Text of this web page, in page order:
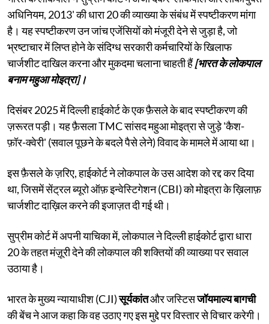
अधिनियम, 2013' की धारा 20 की व्याख्या के संबंध में स्पष्टीकरण मांगा
है। यह स्पष्टीकरण उन जांच एजेंसियों को मंजूरी देने से जुड़ा है, जो
भ्रष्टाचार में लिप्त होने के संदिग्ध सरकारी कर्मचारियों के खिलाफ
चार्जशीट दाखिल करना और मुकदमा चलाना चाहती हैं[भारत के लोकपाल
बनाम महुआ मोइत्रा]।
दिसंबर 2025 में दिल्ली हाईकोर्ट के एक फ़ैसले के बाद स्पष्टीकरण की
ज़रूरत पड़ी। यह फ़ैसला TMC सांसद महुआ मोइत्रा से जुड़े 'कैश-
फ़ॉर-क्वेरी' (सवाल पूछने के बदले पैसे लेने) विवाद के मामले में आया था।
इस फ़ैसले के ज़रिए, हाईकोर्ट ने लोकपाल के उस आदेश को रद्द कर दिया
था, जिसमें सेंट्रल ब्यूरो ऑफ़ इन्वेस्टिगेशन (CBI) को मोइत्रा के ख़िलाफ़
चार्जशीट दाख़िल करने की इजाज़त दी गई थी।
सुप्रीम कोर्ट में अपनी याचिका में, लोकपाल ने दिल्ली हाईकोर्ट द्वारा धारा
20 के तहत मंज़ूरी देने की लोकपाल की शक्तियों की व्याख्या पर सवाल
उठाया है।
भारत के मुख्य न्यायाधीश (CJI)सूर्यकांतऔर जस्टिसजॉयमाल्य बागची
की बेंच ने आज कहा कि वह उठाए गए इस मुद्दे पर विस्तार से विचार करेगी।